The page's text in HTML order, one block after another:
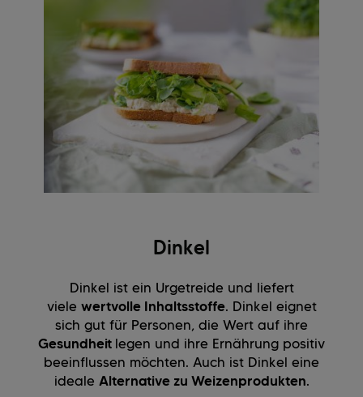
Dinkel
Dinkel ist ein Urgetreide und liefert
viele wertvolle Inhaltsstoffe. Dinkel eignet
sich gut für Personen, die Wert auf ihre
Gesundheit legen und ihre Ernährung positiv
beeinflussen möchten. Auch ist Dinkel eine
ideale Alternative zu Weizenprodukten.